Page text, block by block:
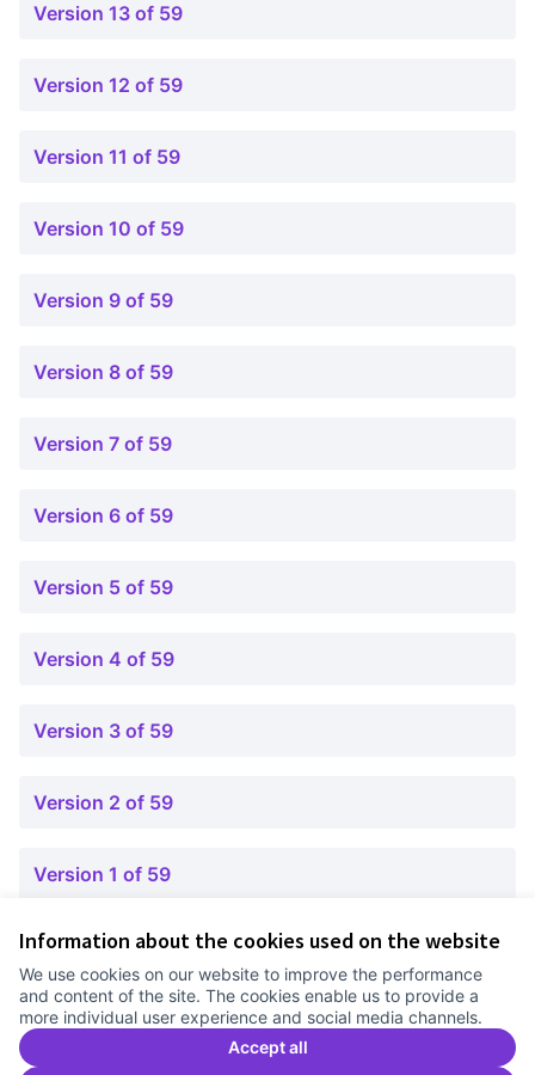
Information about the cookies used on the website
We use cookies on our website to improve the performance
and content of the site. The cookies enable us to provide a
more individual user experience and social media channels.
Accept all
Version 13 of 59
Version 12 of 59
Version 11 of 59
Version 10 of 59
Version 9 of 59
Version 8 of 59
Version 7 of 59
Version 6 of 59
Version 5 of 59
Version 4 of 59
Version 3 of 59
Version 2 of 59
Version 1 of 59
Cookie settings
Comunitat Canòdrom at Facebook
(External link)
Comunitat Canòdrom at Instagram
(External link)
Comunitat Canòdrom at YouTube
(External link)
English
Triar la llenguaElegir el idiomaChoose language